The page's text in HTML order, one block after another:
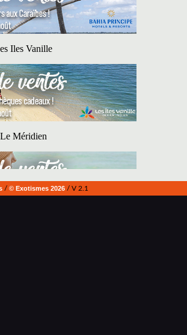
/ © Exotismes 2026/ V 2.1